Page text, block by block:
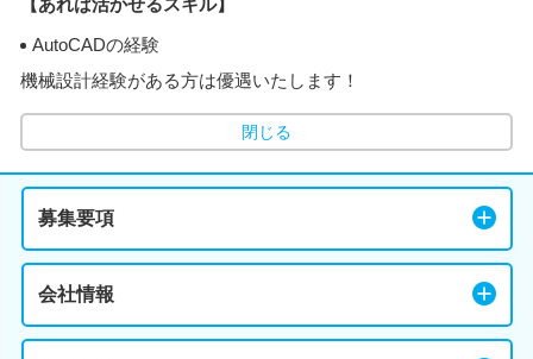
AutoCADの経験
機械設計経験がある方は優遇いたします！
閉じる
募集要項
会社情報